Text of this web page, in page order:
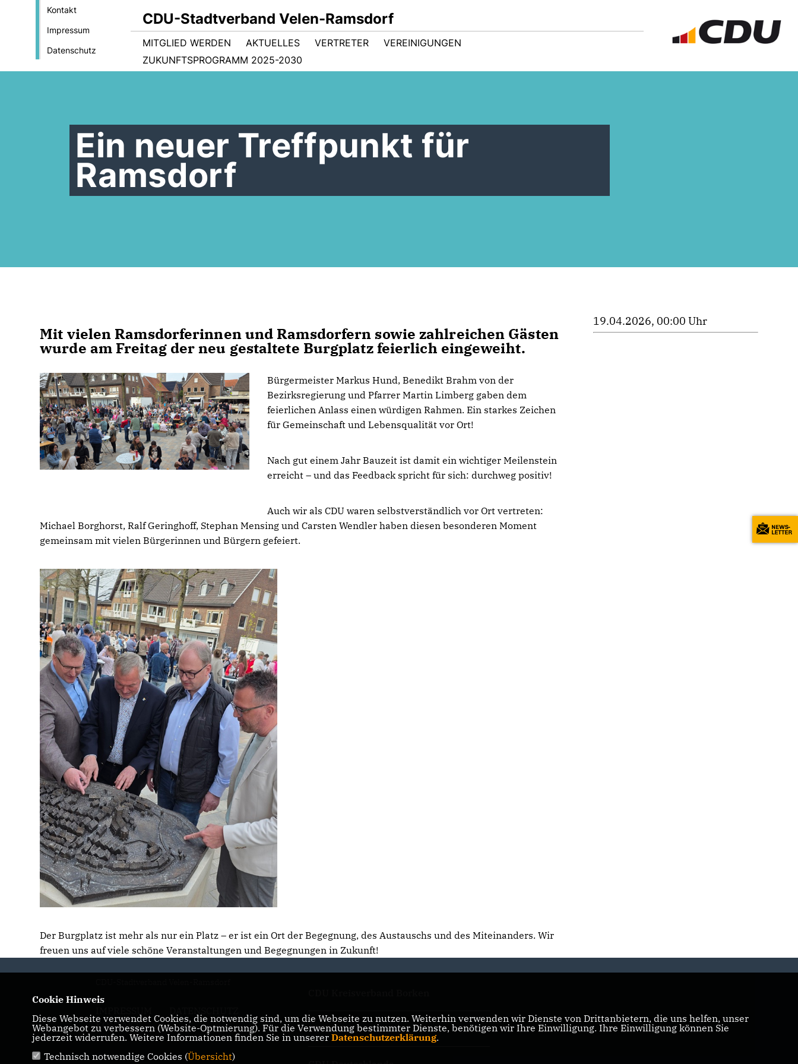
Kontakt
Impressum
Datenschutz
CDU-Stadtverband Velen-Ramsdorf
MITGLIED WERDEN AKTUELLES VERTRETER
VEREINIGUNGEN
ZUKUNFTSPROGRAMM 2025-2030
Ein neuer Treffpunkt für
Ramsdorf
Mit vielen Ramsdorferinnen und Ramsdorfern sowie zahlreichen Gästen
wurde am Freitag der neu gestaltete Burgplatz feierlich eingeweiht.
Bürgermeister Markus Hund, Benedikt Brahm von der
Bezirksregierung und Pfarrer Martin Limberg gaben dem
feierlichen Anlass einen würdigen Rahmen. Ein starkes Zeichen
für Gemeinschaft und Lebensqualität vor Ort!
Nach gut einem Jahr Bauzeit ist damit ein wichtiger Meilenstein
erreicht – und das Feedback spricht für sich: durchweg positiv!
Auch wir als CDU waren selbstverständlich vor Ort vertreten:
Michael Borghorst, Ralf Geringhoff, Stephan Mensing und Carsten Wendler haben diesen besonderen Moment
gemeinsam mit vielen Bürgerinnen und Bürgern gefeiert.
Der Burgplatz ist mehr als nur ein Platz – er ist ein Ort der Begegnung, des Austauschs und des Miteinanders. Wir
freuen uns auf viele schöne Veranstaltungen und Begegnungen in Zukunft!
19.04.2026, 00:00 Uhr
KONTAKT
CDU NRW
Cookie Hinweis
Diese Webseite verwendet Cookies, die notwendig sind, um die Webseite zu nutzen. Weiterhin verwenden wir Dienste von Drittanbietern, die uns helfen, unser
Webangebot zu verbessern (Website-Optmierung). Für die Verwendung bestimmter Dienste, benötigen wir Ihre Einwilligung. Ihre Einwilligung können Sie
jederzeit widerrufen. Weitere Informationen finden Sie in unserer Datenschutzerklärung.
Technisch notwendige Cookies (Übersicht)